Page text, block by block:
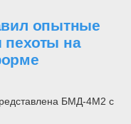
опытные
на
БМД-4М2 с